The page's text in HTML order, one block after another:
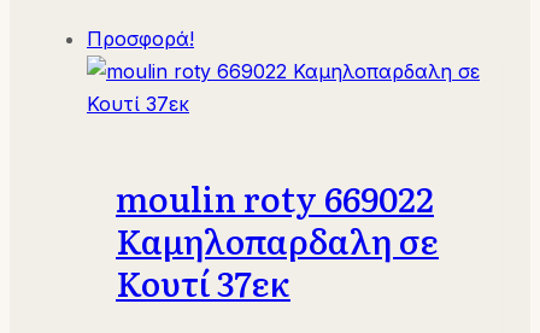
Προσφορά!
moulin roty 669022
Καμηλοπαρδαλη σε
Κουτί 37εκ